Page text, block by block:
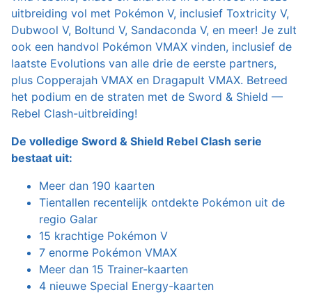
uitbreiding vol met Pokémon V, inclusief Toxtricity V,
Dubwool V, Boltund V, Sandaconda V, en meer! Je zult
ook een handvol Pokémon VMAX vinden, inclusief de
laatste Evolutions van alle drie de eerste partners,
plus Copperajah VMAX en Dragapult VMAX. Betreed
het podium en de straten met de Sword & Shield —
Rebel Clash-uitbreiding!
De volledige Sword & Shield Rebel Clash serie
bestaat uit:
Meer dan 190 kaarten
Tientallen recentelijk ontdekte Pokémon uit de
regio Galar
15 krachtige Pokémon V
7 enorme Pokémon VMAX
Meer dan 15 Trainer-kaarten
4 nieuwe Special Energy-kaarten